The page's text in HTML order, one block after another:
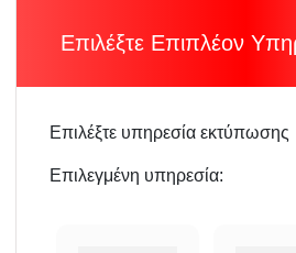
Επιλέξτε Επιπλέον
Επιλέξτε υπηρεσία εκτύπωσης
Επιλεγμένη υπηρεσία: